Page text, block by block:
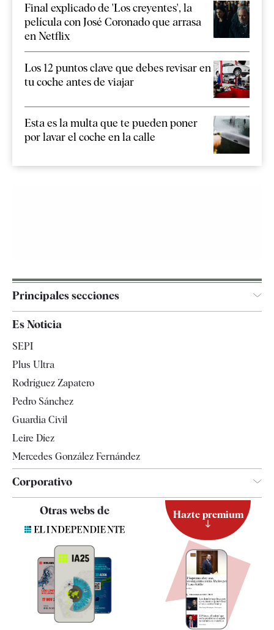
Final explicado de 'Los creyentes', la
película con José Coronado que arrasa
en Netflix
Los 12 puntos clave que debes revisar en
tu coche antes de viajar
Esta es la multa que te pueden poner
por lavar el coche en la calle
Principales secciones
Televisión
Es Noticia
SEPI
Plus Ultra
Rodríguez Zapatero
Pedro Sánchez
Guardia Civil
Leire Díez
Mercedes González Fernández
Corporativo
Quiénes somos
Especificaciones
Otras webs de Hazte premium